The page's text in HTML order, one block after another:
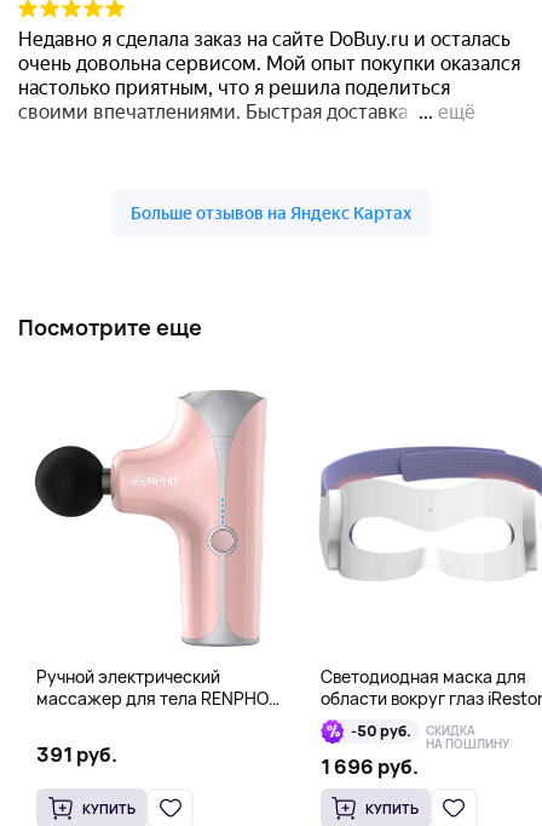
Посмотрите еще
Ручной электрический
массажер для тела RENPHO
391 руб.
КУПИТЬ
Светодиодная маска для
области вокруг глаз
Illumina LED Eye Mask
-50 руб. СКИДКА
НА ПОШЛИНУ
1 696 руб.
КУПИТЬ